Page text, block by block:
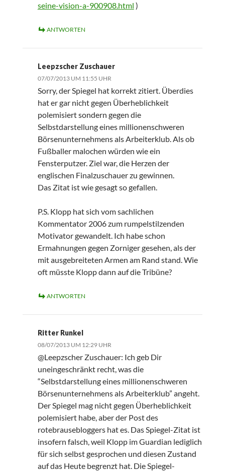
seine-vision-a-900908.html )
ANTWORTEN
Leepzscher Zuschauer
07/07/2013 UM 11:55 UHR
Sorry, der Spiegel hat korrekt zitiert. Überdies
hat er gar nicht gegen Überheblichkeit
polemisiert sondern gegen die
Selbstdarstellung eines millionenschweren
Börsenunternehmens als Arbeiterklub. Als ob
Fußballer malochen würden wie ein
Fensterputzer. Ziel war, die Herzen der
englischen Finalzuschauer zu gewinnen.
Das Zitat ist wie gesagt so gefallen.
P.S. Klopp hat sich vom sachlichen
Kommentator 2006 zum rumpelstilzenden
Motivator gewandelt. Ich habe schon
Ermahnungen gegen Zorniger gesehen, als der
mit ausgebreiteten Armen am Rand stand. Wie
oft müsste Klopp dann auf die Tribüne?
ANTWORTEN
Ritter Runkel
08/07/2013 UM 12:29 UHR
@Leepzscher Zuschauer: Ich geb Dir
uneingeschränkt recht, was die
“Selbstdarstellung eines millionenschweren
Börsenunternehmens als Arbeiterklub” angeht.
Der Spiegel mag nicht gegen Überheblichkeit
polemisiert habe, aber der Post des
rotebrausebloggers hat es. Das Spiegel-Zitat ist
insofern falsch, weil Klopp im Guardian lediglich
für sich selbst gesprochen und diesen Zustand
auf das Heute begrenzt hat. Die Spiegel-